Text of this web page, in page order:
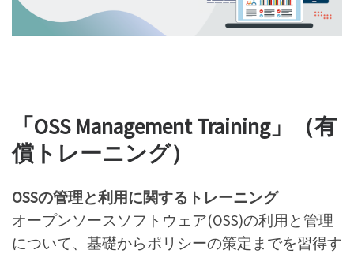
「OSS Management Training」（有
償トレーニング）
OSSの管理と利用に関するトレーニング
オープンソースソフトウェア(OSS)の利用と管理
について、基礎からポリシーの策定までを習得す